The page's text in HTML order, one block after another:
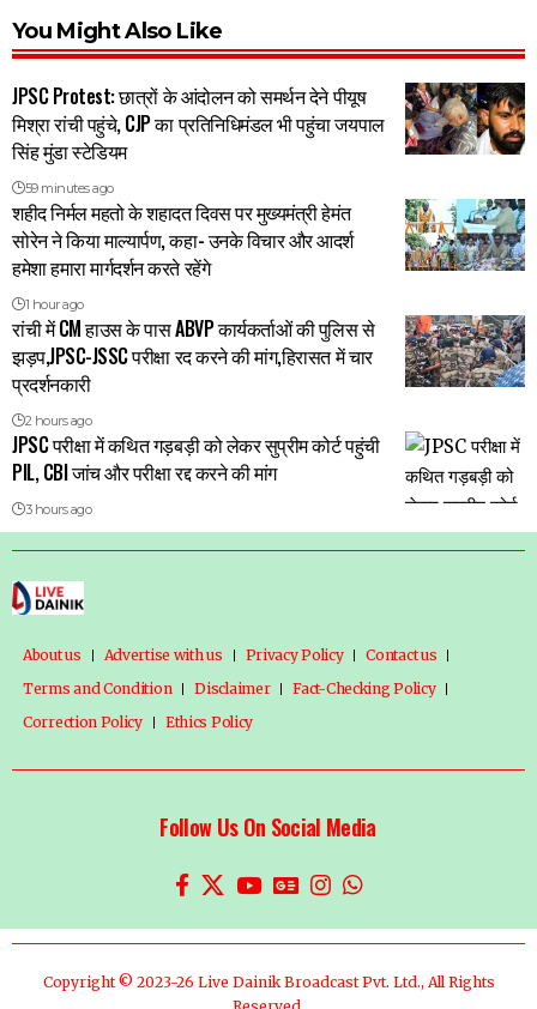
You Might Also Like
JPSC Protest: छात्रों के आंदोलन को समर्थन देने पीयूष
मिश्रा रांची पहुंचे, CJP का प्रतिनिधिमंडल भी पहुंचा जयपाल
सिंह मुंडा स्टेडियम
59 minutes ago
शहीद निर्मल महतो के शहादत दिवस पर मुख्यमंत्री हेमंत
सोरेन ने किया माल्यार्पण, कहा- उनके विचार और आदर्श
हमेशा हमारा मार्गदर्शन करते रहेंगे
1 hour ago
रांची में CM हाउस के पास ABVP कार्यकर्ताओं की पुलिस से
झड़प,JPSC-JSSC परीक्षा रद करने की मांग,हिरासत में चार
प्रदर्शनकारी
2 hours ago
JPSC परीक्षा में कथित गड़बड़ी को लेकर सुप्रीम कोर्ट पहुंची
PIL, CBI जांच और परीक्षा रद्द करने की मांग
3 hours ago
About us Advertise with us Privacy Policy
Contact us
Terms and Condition
Disclaimer
Fact-Checking Policy
Correction Policy
Ethics Policy
Follow Us On Social Media
Copyright © 2023-26 Live Dainik Broadcast Pvt. Ltd., All Rights